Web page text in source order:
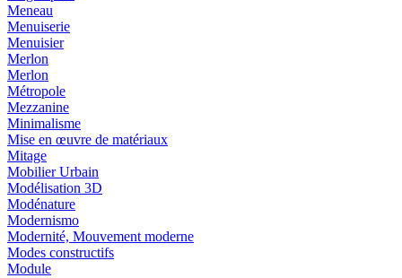
Meneau
Menuiserie
Menuisier
Merlon
Merlon
Métropole
Mezzanine
Minimalisme
Mise en œuvre de matériaux
Mitage
Mobilier Urbain
Modélisation 3D
Modénature
Modernismo
Modernité, Mouvement moderne
Modes constructifs
Module